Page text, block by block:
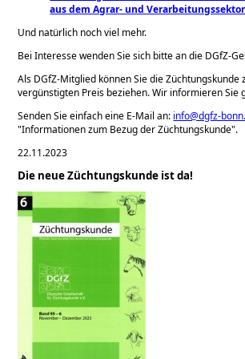
aus dem Agrar- und
Und natürlich noch viel mehr.
Bei Interesse wenden Sie sich bitte an die DGfZ-
Als DGfZ-Mitglied können Sie die Züchtungskunde
vergünstigten Preis beziehen. Wir informieren Sie
Senden Sie einfach eine E-Mail an: info@dgfz-
Informationen zum Bezug der Züchtungskunde .
22.11.2023
Die neue Züchtungskunde ist da!